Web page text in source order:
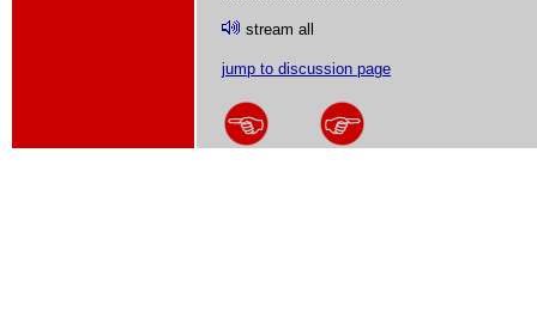
stream all
jump to discussion page